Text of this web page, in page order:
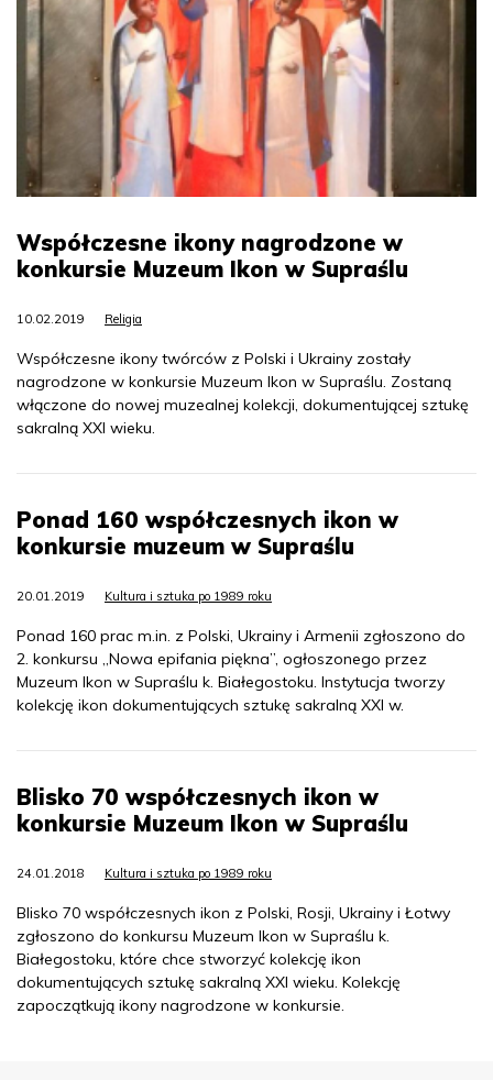
Współczesne ikony nagrodzone w
konkursie Muzeum Ikon w Supraślu
10.02.2019 Religia
Współczesne ikony twórców z Polski i Ukrainy zostały
nagrodzone w konkursie Muzeum Ikon w Supraślu. Zostaną
włączone do nowej muzealnej kolekcji, dokumentującej sztukę
sakralną XXI wieku.
Ponad 160 współczesnych ikon w
konkursie muzeum w Supraślu
20.01.2019 Kultura i sztuka po 1989 roku
Ponad 160 prac m.in. z Polski, Ukrainy i Armenii zgłoszono do
2. konkursu „Nowa epifania piękna”, ogłoszonego przez
Muzeum Ikon w Supraślu k. Białegostoku. Instytucja tworzy
kolekcję ikon dokumentujących sztukę sakralną XXI w.
Blisko 70 współczesnych ikon w
konkursie Muzeum Ikon w Supraślu
24.01.2018 Kultura i sztuka po 1989 roku
Blisko 70 współczesnych ikon z Polski, Rosji, Ukrainy i Łotwy
zgłoszono do konkursu Muzeum Ikon w Supraślu k.
Białegostoku, które chce stworzyć kolekcję ikon
dokumentujących sztukę sakralną XXI wieku. Kolekcję
zapoczątkują ikony nagrodzone w konkursie.